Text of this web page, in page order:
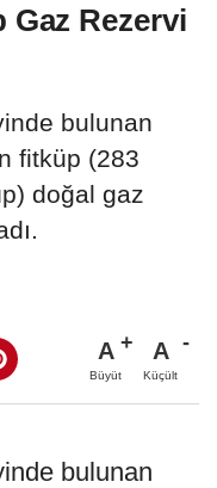
Gaz Rezervi
bulunan
fitküp (283
doğal gaz
A
Büyüt
A
Küçült
bulunan